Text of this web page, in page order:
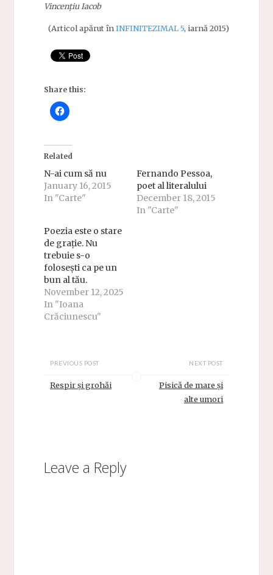
Vincențiu Iacob
(Articol apărut înINFINITEZIMAL 5, iarnă 2015)
Share this:
Related
N-ai cum să nu
January 16, 2015
In "Carte"
Fernando Pessoa,
poet al literalului
December 18, 2015
In "Carte"
Poezia este o stare
de grație. Nu
trebuie s-o
folosești ca pe un
bun al tău.
November 12, 2025
In "Ioana
Crăciunescu"
PREVIOUS POST
Respir și grohăi
NEXT POST
Pisică de mare și
alte umori
Leave a Reply